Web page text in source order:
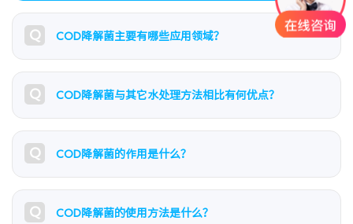
Q COD降解菌主要有哪些应用领域？
Q COD降解菌与其它水处理方法相比有何优点？
Q COD降解菌的作用是什么？
Q COD降解菌的使用方法是什么？